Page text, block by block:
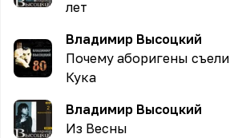
лет
Владимир Высоцкий
Почему аборигены съели
Кука
Владимир Высоцкий
Из Весны